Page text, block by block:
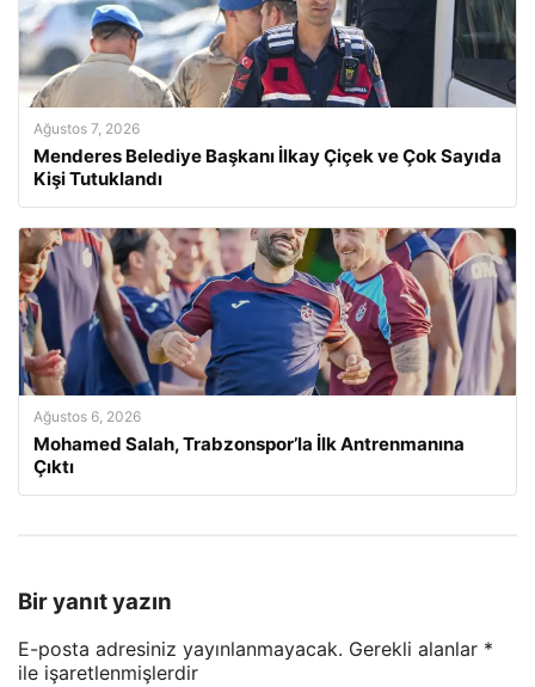
Ağustos 7, 2026
Menderes Belediye Başkanı İlkay Çiçek ve Çok Sayıda
Kişi Tutuklandı
Ağustos 6, 2026
Mohamed Salah, Trabzonspor’la İlk Antrenmanına
Çıktı
Bir yanıt yazın
E-posta adresiniz yayınlanmayacak. Gerekli alanlar *
ile işaretlenmişlerdir